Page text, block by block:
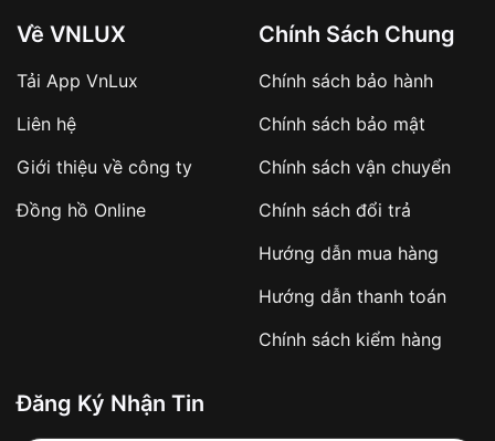
sản phẩm đặc biệt
hàng
Số tiền còn lại thanh toán khi nhận hàng hoặc
✔️ Đảm bảo xử lý đơn hàng nhanh chóng
✔️ Hạn chế tình trạng hủy đơn không mong
Từ khóa SEO:
Về VNLUX
Tải App VnLux
Liên hệ
Giới thiệu về công ty
Đồng hồ Online
Chính Sách Chung
Chính sách bảo hành
Chính sách bảo mật
Chính sách vận chuyển
Chính sách đổi trả
Hướng dẫn mua hàng
Hướng dẫn thanh toán
Chính sách kiểm hàng
Đăng Ký Nhận Tin